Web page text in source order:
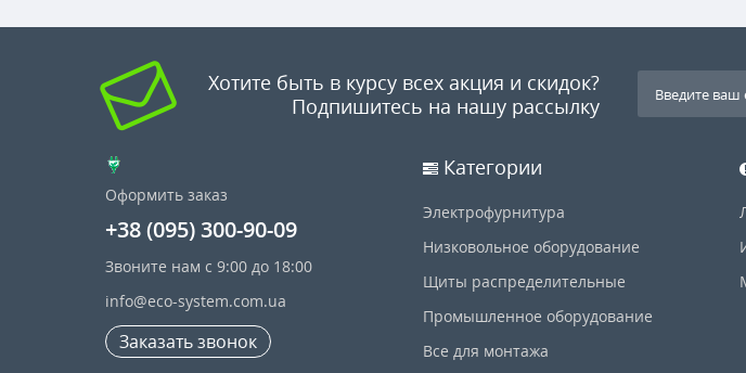
Хотите быть в курсу всех акция и скидок?
Подпишитесь на нашу рассылку
Оформить заказ
+38 (095) 300-90-09
Звоните нам с 9:00 до 18:00
info@eco-system.com.ua
Заказать звонок
Категории
Электрофурнитура
Низковольное оборудование
Щиты распределительные
Промышленное оборудование
Все для монтажа